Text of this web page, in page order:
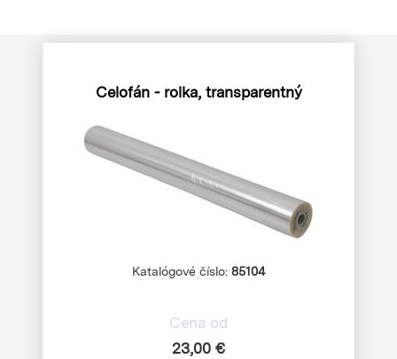
Celofán - rolka, transparentný
Katalógové číslo: 85104
Cena od
23,00 €